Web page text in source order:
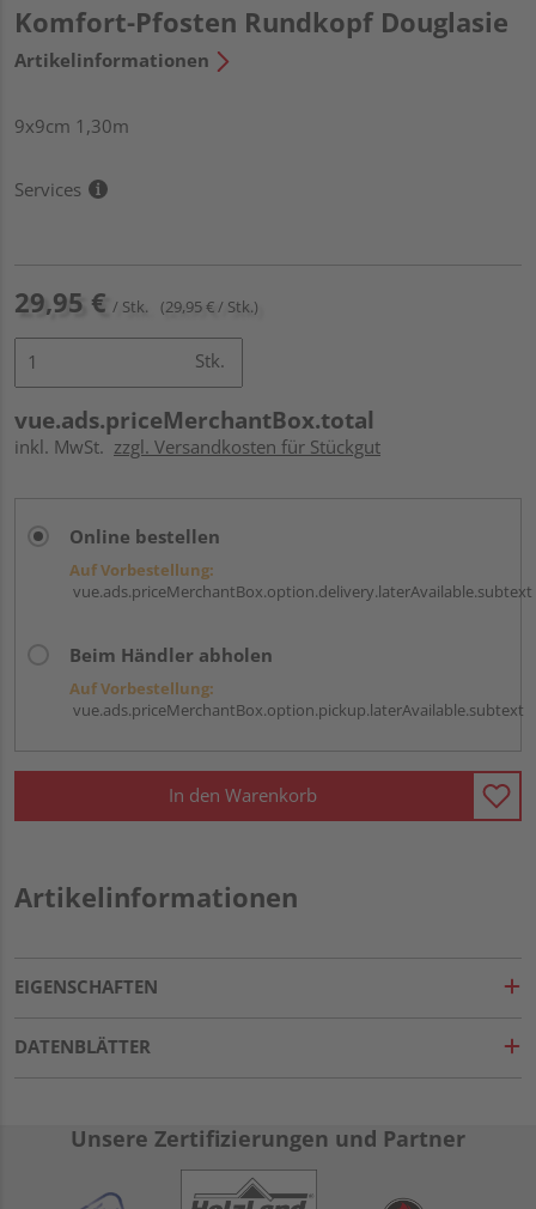
Komfort-Pfosten Rundkopf Douglasie
Artikelinformationen
9x9cm 1,30m
Services
29,95 € / Stk. (29,95 € / Stk.)
Stk.
vue.ads.priceMerchantBox.total
inkl. MwSt. zzgl. Versandkosten für Stückgut
Online bestellen
Auf Vorbestellung:
vue.ads.priceMerchantBox.option.delivery.laterAvailable.subtext
Beim Händler abholen
Auf Vorbestellung:
vue.ads.priceMerchantBox.option.pickup.laterAvailable.subtext
In den Warenkorb
Artikelinformationen
EIGENSCHAFTEN
DATENBLÄTTER
Unsere Zertifizierungen und Partner